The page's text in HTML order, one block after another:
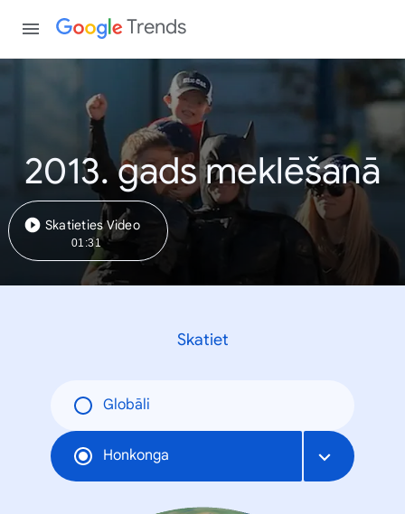
Trends
2013. gads meklēšanā
Skatieties Video
01:31
Skatiet
Globāli
Honkonga